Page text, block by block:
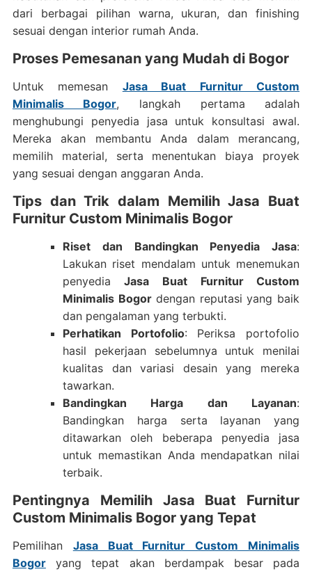
dari berbagai pilihan warna, ukuran, dan finishing
sesuai dengan interior rumah Anda.
Proses Pemesanan yang Mudah di Bogor
Untuk memesan Jasa Buat Furnitur Custom
Minimalis Bogor, langkah pertama adalah
menghubungi penyedia jasa untuk konsultasi awal.
Mereka akan membantu Anda dalam merancang,
memilih material, serta menentukan biaya proyek
yang sesuai dengan anggaran Anda.
Tips dan Trik dalam Memilih Jasa Buat
Furnitur Custom Minimalis Bogor
Riset dan Bandingkan Penyedia Jasa:
Lakukan riset mendalam untuk menemukan
penyediaJasa Buat Furnitur Custom
Minimalis Bogordengan reputasi yang baik
dan pengalaman yang terbukti.
Perhatikan Portofolio: Periksa portofolio
hasil pekerjaan sebelumnya untuk menilai
kualitas dan variasi desain yang mereka
tawarkan.
Bandingkan Harga dan Layanan:
Bandingkan harga serta layanan yang
ditawarkan oleh beberapa penyedia jasa
untuk memastikan Anda mendapatkan nilai
terbaik.
Pentingnya Memilih Jasa Buat Furnitur
Custom Minimalis Bogor yang Tepat
Pemilihan Jasa Buat Furnitur Custom Minimalis
Bogoryang tepat akan berdampak besar pada